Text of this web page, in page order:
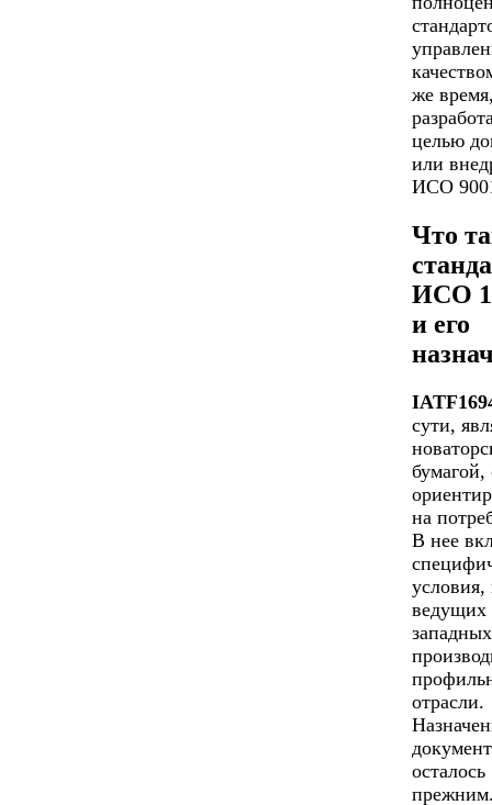
же
целью
или
ИСО
Что
ИСО
и его
сути,
бумагой,
на
В нее
условия,
ведущих
западных
отрасли.
осталось